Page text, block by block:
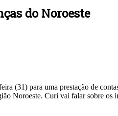
do Noroeste
(31) para uma prestação de
Noroeste. Curi vai falar sobre